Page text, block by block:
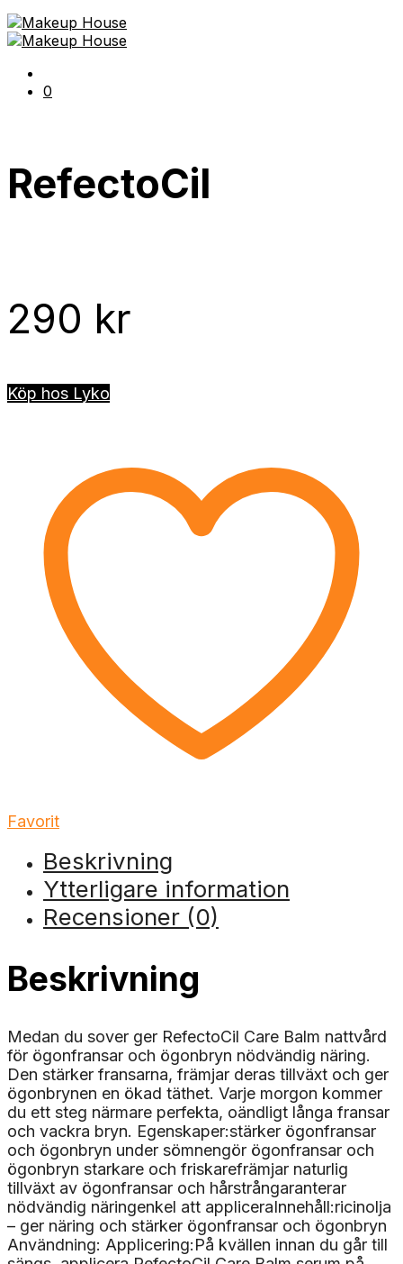
0
RefectoCil
290 kr
Köp hos Lyko
Favorit
Beskrivning
Ytterligare information
Recensioner (0)
Beskrivning
Medan du sover ger RefectoCil Care Balm nattvård
för ögonfransar och ögonbryn nödvändig näring.
Den stärker fransarna, främjar deras tillväxt och ger
ögonbrynen en ökad täthet. Varje morgon kommer
du ett steg närmare perfekta, oändligt långa fransar
och vackra bryn. Egenskaper:stärker ögonfransar
och ögonbryn under sömnengör ögonfransar och
ögonbryn starkare och friskarefrämjar naturlig
tillväxt av ögonfransar och hårstrångaranterar
nödvändig näringenkel att appliceraInnehåll:ricinolja
– ger näring och stärker ögonfransar och ögonbryn
Användning: Applicering:På kvällen innan du går till